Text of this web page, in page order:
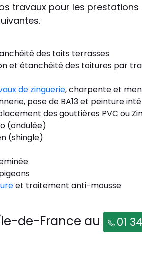
travaux pour les prestations
des toits terrasses
et étanchéité des toitures par
de zinguerie, charpente et
pose de BA13 et peinture
des gouttières PVC ou
(ondulée)
(shingle)
et traitement anti-mousse
de-France au 01